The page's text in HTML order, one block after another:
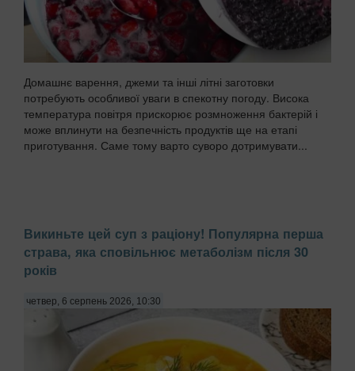
Домашнє варення, джеми та інші літні заготовки
потребують особливої уваги в спекотну погоду. Висока
температура повітря прискорює розмноження бактерій і
може вплинути на безпечність продуктів ще на етапі
приготування. Саме тому варто суворо дотримувати...
Викиньте цей суп з раціону! Популярна перша
страва, яка сповільнює метаболізм після 30
років
четвер, 6 серпень 2026, 10:30